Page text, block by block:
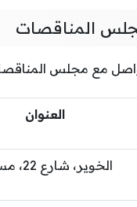
المناقصات
مع مجلس
العنوان
الخوير، شارع 22، مسقط